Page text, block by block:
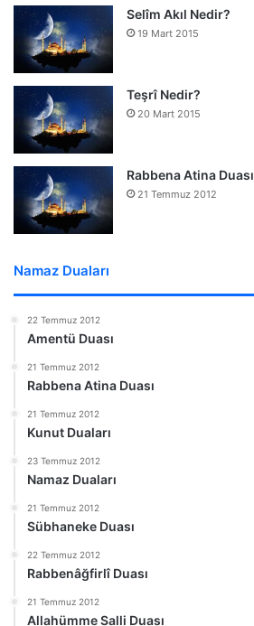
Selîm Akıl Nedir?
19 Mart 2015
Teşrî Nedir?
20 Mart 2015
Rabbena Atina Duası
21 Temmuz 2012
Namaz Duaları
22 Temmuz 2012
Amentü Duası
21 Temmuz 2012
Rabbena Atina Duası
21 Temmuz 2012
Kunut Duaları
23 Temmuz 2012
Namaz Duaları
21 Temmuz 2012
Sübhaneke Duası
22 Temmuz 2012
Rabbenâğfirlî Duası
21 Temmuz 2012
Allahümme Salli Duası